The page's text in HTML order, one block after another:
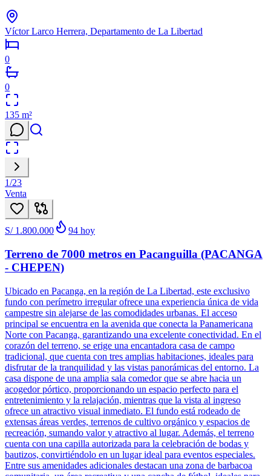
Víctor Larco Herrera, Departamento de La Libertad
0
0
135 m²
1/23
Venta
S/ 1.800.000 94 hoy
Terreno de 7000 metros en Pacanguilla (PACANGA
- CHEPEN)
Ubicado en Pacanga, en la región de La Libertad, este exclusivo
fundo con perímetro irregular ofrece una experiencia única de vida
campestre sin alejarse de las comodidades urbanas. El acceso
principal se encuentra en la avenida que conecta la Panamericana
Norte con Pacanga, garantizando una excelente conectividad. En el
corazón del terreno, se erige una encantadora casa de campo
tradicional, que cuenta con tres amplias habitaciones, ideales para
disfrutar de la tranquilidad y las vistas panorámicas del entorno. La
casa dispone de una amplia sala comedor que se abre hacia un
acogedor pórtico, proporcionando un espacio perfecto para el
entretenimiento y la relajación, mientras que la vista al ingreso
ofrece un atractivo visual inmediato. El fundo está rodeado de
extensas áreas verdes, terrenos de cultivo orgánico y espacios de
recreación, sumando valor y atractivo al lugar. Además, el terreno
cuenta con una capilla autorizada para la celebración de bodas y
bautizos, convirtiéndolo en un lugar ideal para eventos especiales.
Entre sus amenidades adicionales destacan una zona de barbacoa